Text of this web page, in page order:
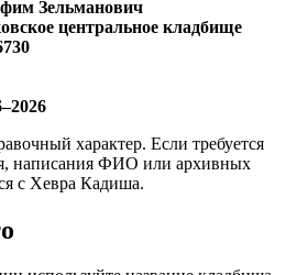
Зельманович
центральное кладбище
характер. Если требуется
написания ФИО или архивных
с Хевра Кадиша.